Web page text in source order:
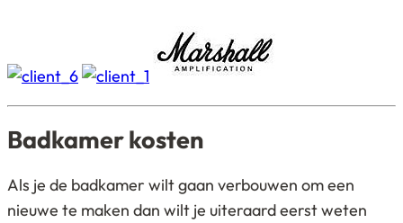
Badkamer kosten
Als je de badkamer wilt gaan verbouwen om een
nieuwe te maken dan wilt je uiteraard eerst weten